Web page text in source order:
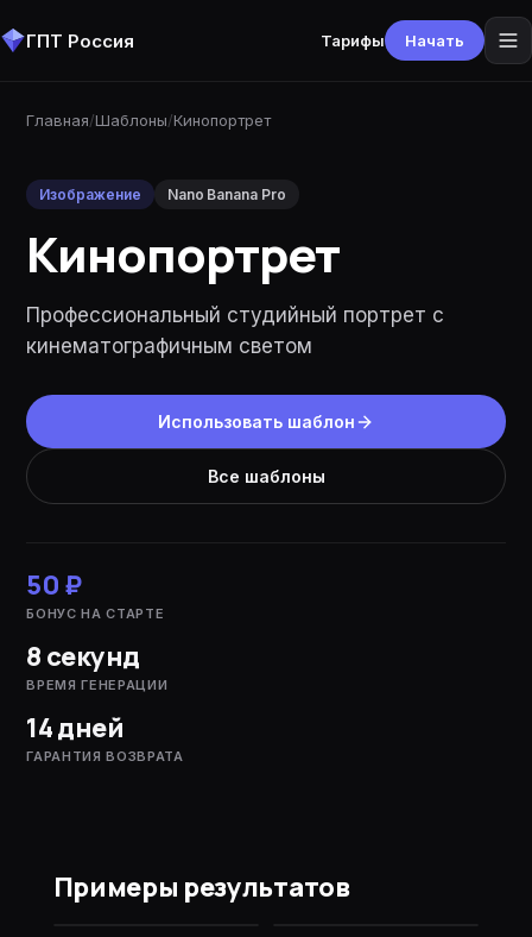
ГПТ Россия Тарифы Начать
Главная/Шаблоны/Кинопортрет
Изображение Nano Banana Pro
Кинопортрет
Профессиональный студийный портрет с
кинематографичным светом
Использовать шаблон
Все шаблоны
50 ₽
БОНУС НА СТАРТЕ
8 секунд
ВРЕМЯ ГЕНЕРАЦИИ
14 дней
ГАРАНТИЯ ВОЗВРАТА
Примеры результатов
ДО ПОСЛЕ